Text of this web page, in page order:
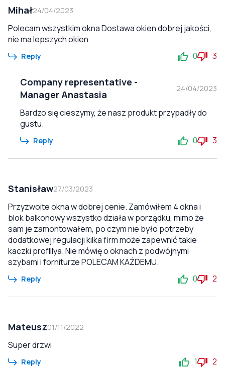
Mihał24/04/2023
Polecam wszystkim okna Dostawa okien dobrej jakości,
nie ma lepszych okien
Reply 0 3
Company representative -
Manager Anastasia
24/04/2023
Bardzo się cieszymy, że nasz produkt przypadły do
gustu.
Reply 0 3
Stanisław27/03/2023
Przyzwoite okna w dobrej cenie. Zamówiłem 4 okna i
blok balkonowy wszystko działa w porządku, mimo że
sam je zamontowałem, po czym nie było potrzeby
dodatkowej regulacji kilka firm może zapewnić takie
kaczki profIllya. Nie mówię o oknach z podwójnymi
szybami i forniturze POLECAM KAŻDEMU.
Reply 0 2
Mateusz01/11/2022
Super drzwi
Reply 1 2